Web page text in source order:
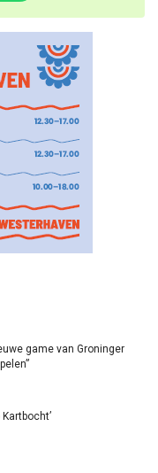
game van Groninger